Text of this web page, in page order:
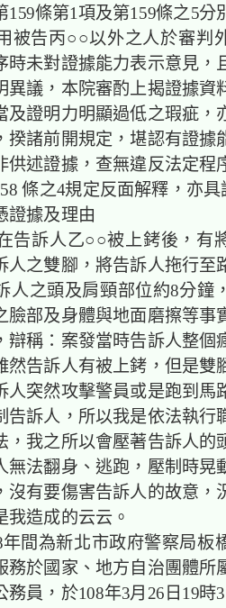
159條第1項及第159條之5分
被告丙○○以外之人於審判
時未對證據能力表示意見，
異議，本院審酌上揭證據資
及證明力明顯過低之瑕疵，
揆諸前開規定，堪認有證據
供述證據，查無違反法定程
條之4規定反面解釋，亦
證據及理由
告訴人乙○○被上銬後，有
人之雙腳，將告訴人拖行至
人之頭及肩頸部位約8分鐘
臉部及身體與地面磨擦等事
辯稱：案發當時告訴人整個
然告訴人有被上銬，但是雙
人突然攻擊警員或是跑到馬
告訴人，所以我是依法執行
，我之所以會壓著告訴人的
無法翻身、逃跑，壓制時晃
沒有要傷害告訴人的故意，
我造成的云云。
間為新北市政府警察局板
務於國家、地方自治團體所
務員，於108年3月26日19時